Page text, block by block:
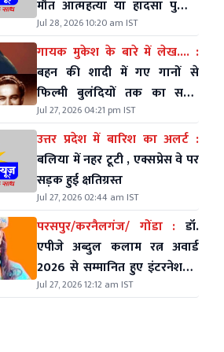
मौत आत्महत्या या हादसा पुलिस
कर रही जॉच
Jul 28, 2026 10:20 am IST
गायक मुकेश के बारे में लेख.... :
बहन की शादी में गए गानों से
फिल्मी बुलंदियों तक का सफर
मुकेश ने कैसे तय किया देखें
Jul 27, 2026 04:21 pm IST
उत्तर प्रदेश में बारिश का अलर्ट :
बलिया में नहर टूटी , एक्सप्रेस वे पर
सड़क हुई क्षतिग्रस्त
Jul 27, 2026 02:44 am IST
परसपुर/करनैलगंज/ गोंडा : डॉ.
एपीजे अब्दुल कलाम रत्न अवार्ड
2026 से सम्मानित हुए इंटरनेशनल
जादूगर 'मिस्टर इंडिया'
Jul 27, 2026 12:12 am IST